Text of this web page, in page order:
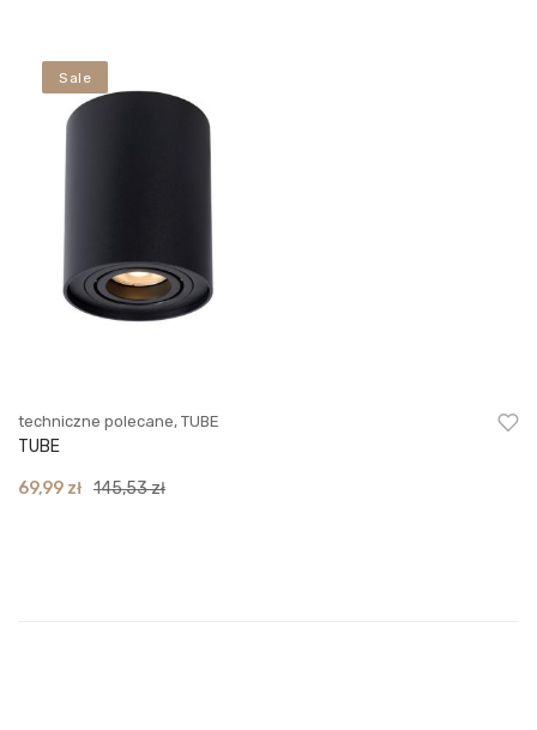
Sale
techniczne polecane, TUBE
TUBE
145,53zł
Original
69,99 złCurrent